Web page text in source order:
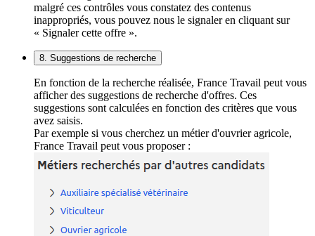
malgré ces contrôles vous constatez des contenus
inappropriés, vous pouvez nous le signaler en cliquant sur
« Signaler cette offre ».
8. Suggestions de recherche
En fonction de la recherche réalisée, France Travail peut vous
afficher des suggestions de recherche d'offres. Ces
suggestions sont calculées en fonction des critères que vous
avez saisis.
Par exemple si vous cherchez un métier d'ouvrier agricole,
France Travail peut vous proposer :